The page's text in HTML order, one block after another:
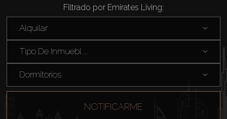
Filtrado por Emirates Living:
Alquilar
Tipo De Inmuebl ...
Dormitorios
NOTIFICARME